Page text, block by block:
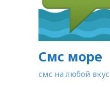
Смс море
смс на любой вкус